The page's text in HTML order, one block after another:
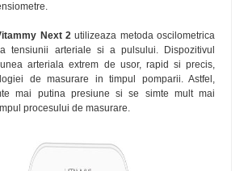
Next 2utilizeaza metoda oscilometrica
tensiunii arteriale si a pulsului. Dispozitivul
arteriala extrem de usor, rapid si precis,
de masurare in timpul pomparii. Astfel,
mai putina presiune si se simte mult mai
procesului de masurare.